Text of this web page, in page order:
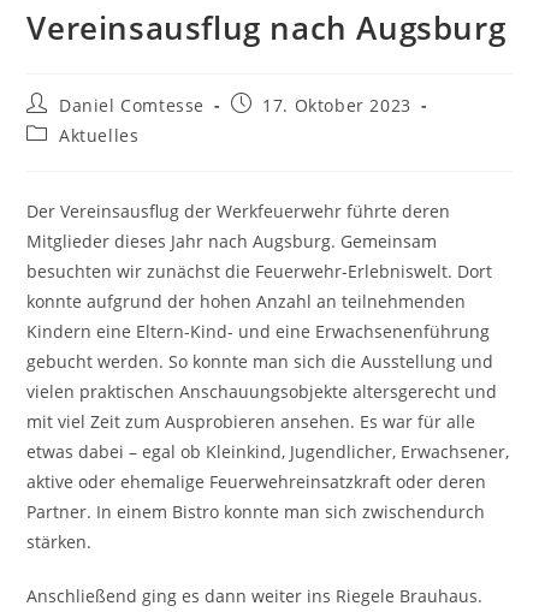
Vereinsausflug nach Augsburg
Beitrags-
Autor:
Daniel Comtesse
Beitrag17. Oktober 2023
Beitrags-
Aktuelles
Der Vereinsausflug der Werkfeuerwehr führte deren
Mitglieder dieses Jahr nach Augsburg. Gemeinsam
besuchten wir zunächst die Feuerwehr-Erlebniswelt. Dort
konnte aufgrund der hohen Anzahl an teilnehmenden
Kindern eine Eltern-Kind- und eine Erwachsenenführung
gebucht werden. So konnte man sich die Ausstellung und
vielen praktischen Anschauungsobjekte altersgerecht und
mit viel Zeit zum Ausprobieren ansehen. Es war für alle
etwas dabei – egal ob Kleinkind, Jugendlicher, Erwachsener,
aktive oder ehemalige Feuerwehreinsatzkraft oder deren
Partner. In einem Bistro konnte man sich zwischendurch
stärken.
Anschließend ging es dann weiter ins Riegele Brauhaus.